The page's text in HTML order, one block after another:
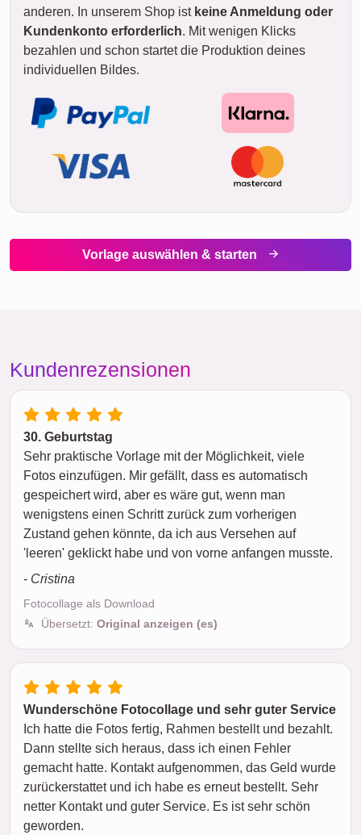
anderen. In unserem Shop ist keine Anmeldung oder
Kundenkonto erforderlich. Mit wenigen Klicks
bezahlen und schon startet die Produktion deines
individuellen Bildes.
Vorlage auswählen & starten
Kundenrezensionen
30. Geburtstag
Sehr praktische Vorlage mit der Möglichkeit, viele
Fotos einzufügen. Mir gefällt, dass es automatisch
gespeichert wird, aber es wäre gut, wenn man
wenigstens einen Schritt zurück zum vorherigen
Zustand gehen könnte, da ich aus Versehen auf
'leeren' geklickt habe und von vorne anfangen musste.
- Cristina
Fotocollage als Download
Übersetzt: Original anzeigen (es)
Wunderschöne Fotocollage und sehr guter Service
Ich hatte die Fotos fertig, Rahmen bestellt und bezahlt.
Dann stellte sich heraus, dass ich einen Fehler
gemacht hatte. Kontakt aufgenommen, das Geld wurde
zurückerstattet und ich habe es erneut bestellt. Sehr
netter Kontakt und guter Service. Es ist sehr schön
geworden.